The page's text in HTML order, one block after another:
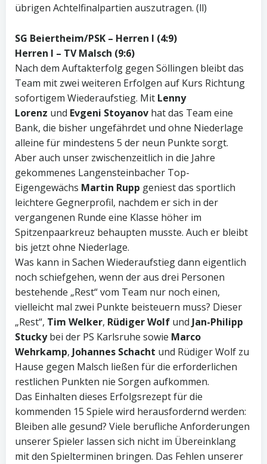
übrigen Achtelfinalpartien auszutragen. (ll)
SG Beiertheim/PSK – Herren I (4:9)
Herren I – TV Malsch (9:6)
Nach dem Auftakterfolg gegen Söllingen bleibt das
Team mit zwei weiteren Erfolgen auf Kurs Richtung
sofortigem Wiederaufstieg. Mit Lenny
Lorenz und Evgeni Stoyanov hat das Team eine
Bank, die bisher ungefährdet und ohne Niederlage
alleine für mindestens 5 der neun Punkte sorgt.
Aber auch unser zwischenzeitlich in die Jahre
gekommenes Langensteinbacher Top-
Eigengewächs Martin Rupp geniest das sportlich
leichtere Gegnerprofil, nachdem er sich in der
vergangenen Runde eine Klasse höher im
Spitzenpaarkreuz behaupten musste. Auch er bleibt
bis jetzt ohne Niederlage.
Was kann in Sachen Wiederaufstieg dann eigentlich
noch schiefgehen, wenn der aus drei Personen
bestehende „Rest“ vom Team nur noch einen,
vielleicht mal zwei Punkte beisteuern muss? Dieser
„Rest“, Tim Welker, Rüdiger Wolf und Jan-Philipp
Stuckybei der PS Karlsruhe sowie Marco
Wehrkamp, Johannes Schacht und Rüdiger Wolf zu
Hause gegen Malsch ließen für die erforderlichen
restlichen Punkten nie Sorgen aufkommen.
Das Einhalten dieses Erfolgsrezept für die
kommenden 15 Spiele wird herausfordernd werden:
Bleiben alle gesund? Viele berufliche Anforderungen
unserer Spieler lassen sich nicht im Übereinklang
mit den Spielterminen bringen. Das Fehlen unserer